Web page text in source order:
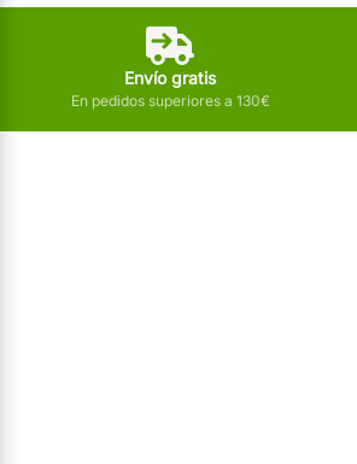
Envío gratis
En pedidos superiores a 130€